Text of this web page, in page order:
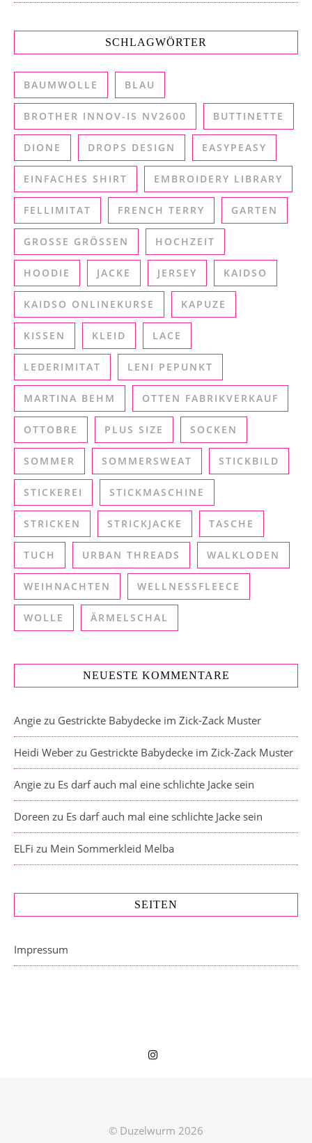
SCHLAGWÖRTER
BAUMWOLLE BLAU
BROTHER INNOV-IS NV2600 BUTTINETTE
DIONE DROPS DESIGN EASYPEASY
EINFACHES SHIRT EMBROIDERY LIBRARY
FELLIMITAT FRENCH TERRY GARTEN
GROSSE GRÖSSEN HOCHZEIT
HOODIE JACKE JERSEY KAIDSO
KAIDSO ONLINEKURSE KAPUZE
KISSEN KLEID LACE
LEDERIMITAT LENI PEPUNKT
MARTINA BEHM OTTEN FABRIKVERKAUF
OTTOBRE PLUS SIZE SOCKEN
SOMMER SOMMERSWEAT STICKBILD
STICKEREI STICKMASCHINE
STRICKEN STRICKJACKE TASCHE
TUCH URBAN THREADS WALKLODEN
WEIHNACHTEN WELLNESSFLEECE
WOLLE ÄRMELSCHAL
NEUESTE KOMMENTARE
Angie zu Gestrickte Babydecke im Zick-Zack Muster
Heidi Weber zu Gestrickte Babydecke im Zick-Zack Muster
Angie zu Es darf auch mal eine schlichte Jacke sein
Doreen zu Es darf auch mal eine schlichte Jacke sein
ELFi zu Mein Sommerkleid Melba
SEITEN
Impressum
© Duzelwurm 2026